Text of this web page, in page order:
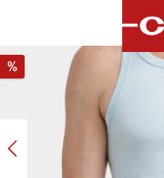
Bildergalerie überspringen
%Rabatt